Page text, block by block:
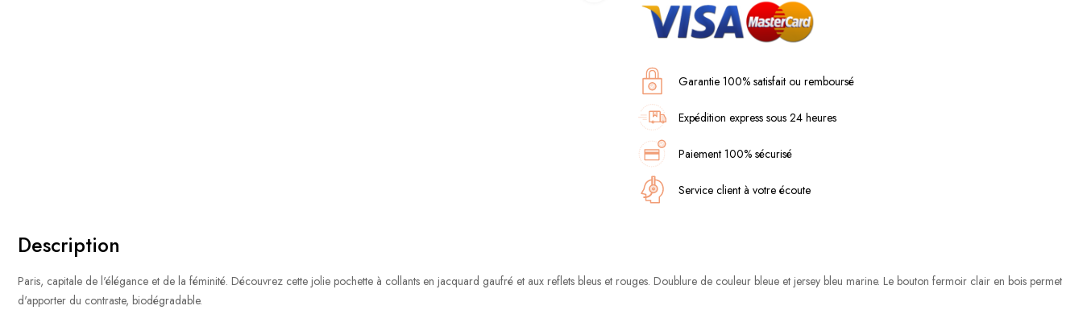
Garantie 100% satisfait ou remboursé
Expédition express sous 24 heures
Paiement 100% sécurisé
Service client à votre écoute
Description
Paris, capitale de l'élégance et de la féminité. Découvrez cette jolie pochette à collants en jacquard gaufré et aux reflets bleus et rouges. Doublure de couleur bleue et jersey bleu marine. Le bouton fermoir clair en bois permet
d'apporter du contraste, biodégradable.